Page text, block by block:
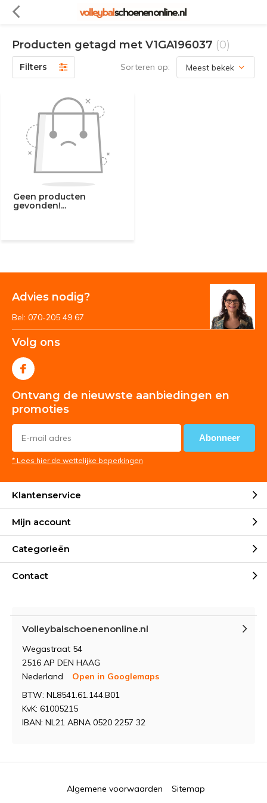
Producten getagd met V1GA196037 (0)
Filters Sorteren op:
Geen producten
gevonden!...
Advies nodig?
Bel: 070-205 49 67
Volg ons
Ontvang de nieuwste aanbiedingen en
promoties
Abonneer
* Lees hier de wettelijke beperkingen
Klantenservice
Mijn account
Categorieën
Contact
Volleybalschoenenonline.nl
Wegastraat 54
2516 AP DEN HAAG
Nederland
Open in Googlemaps
BTW: NL8541.61.144.B01
KvK: 61005215
IBAN: NL21 ABNA 0520 2257 32
Algemene voorwaarden Sitemap